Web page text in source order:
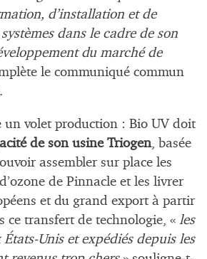
d’installation et de
dans le cadre de son
du marché de
le communiqué commun
un volet production : Bio UV doit
de son usine Triogen, basée
assembler sur place les
de Pinnacle et les livrer
et du grand export à partir
ce transfert de technologie, « les
Unis et expédiés depuis les